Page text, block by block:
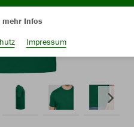
mehr Infos
Impressum